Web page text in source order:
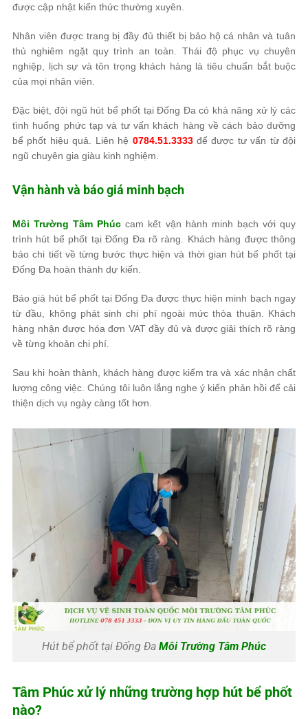
được cập nhật kiến thức thường xuyên.
Nhân viên được trang bị đầy đủ thiết bị bảo hộ cá nhân và tuân
thủ nghiêm ngặt quy trình an toàn. Thái độ phục vụ chuyên
nghiệp, lịch sự và tôn trọng khách hàng là tiêu chuẩn bắt buộc
của mọi nhân viên.
Đặc biệt, đội ngũ hút bể phốt tại Đống Đa có khả năng xử lý các
tình huống phức tạp và tư vấn khách hàng về cách bảo dưỡng
bể phốt hiệu quả. Liên hệ 0784.51.3333để được tư vấn từ đội
ngũ chuyên gia giàu kinh nghiệm.
Vận hành và báo giá minh bạch
Môi Trường Tâm Phúc cam kết vận hành minh bạch với quy
trình hút bể phốt tại Đống Đa rõ ràng. Khách hàng được thông
báo chi tiết về từng bước thực hiện và thời gian hút bể phốt tại
Đống Đa hoàn thành dự kiến.
Báo giá hút bể phốt tại Đống Đa được thực hiện minh bạch ngay
từ đầu, không phát sinh chi phí ngoài mức thỏa thuận. Khách
hàng nhận được hóa đơn VAT đầy đủ và được giải thích rõ ràng
về từng khoản chi phí.
Sau khi hoàn thành, khách hàng được kiểm tra và xác nhận chất
lượng công việc. Chúng tôi luôn lắng nghe ý kiến phản hồi để cải
thiện dịch vụ ngày càng tốt hơn.
Hút bể phốt tại Đống Đa Môi Trường Tâm Phúc
Tâm Phúc xử lý những trường hợp hút bể phốt
nào?